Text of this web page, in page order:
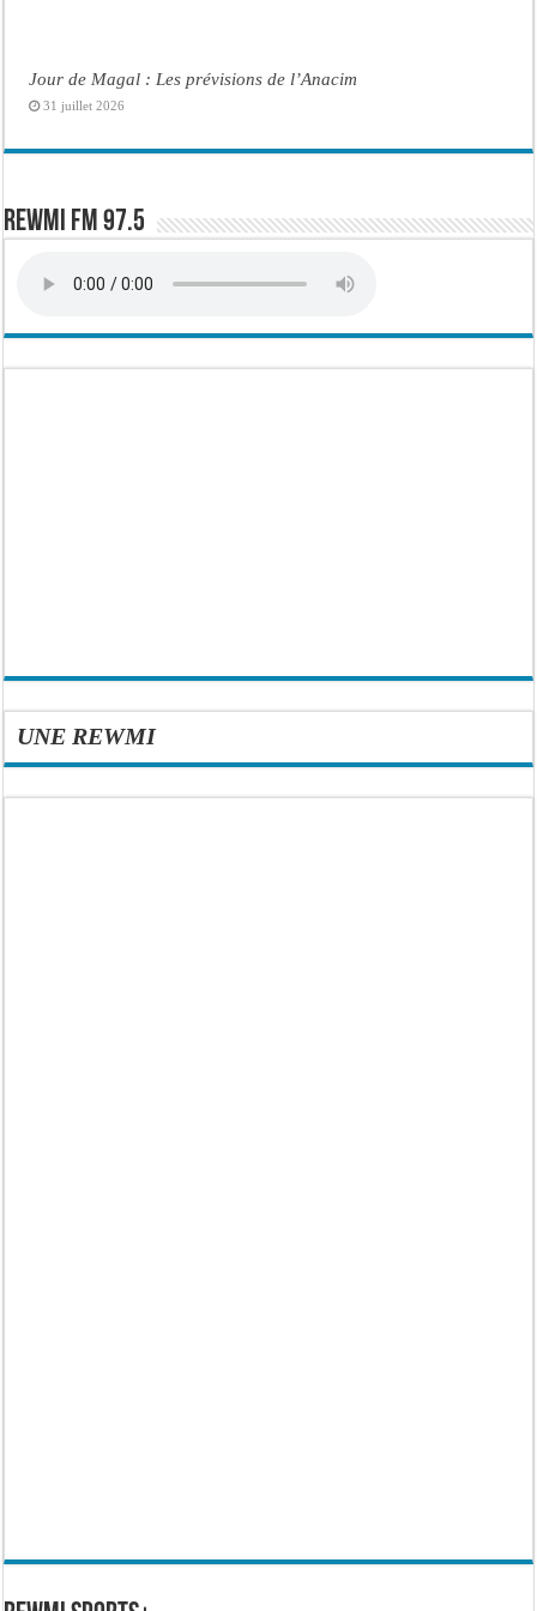
Jour de Magal : Les prévisions de l’Anacim
31 juillet 2026
Rewmi FM 97.5
UNE REWMI